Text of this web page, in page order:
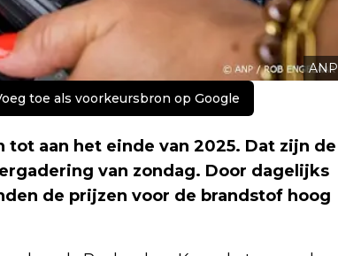
ANP
toe als voorkeursbron op Google
aan het einde van 2025. Dat zijn de
van zondag. Door dagelijks
de prijzen voor de brandstof hoog